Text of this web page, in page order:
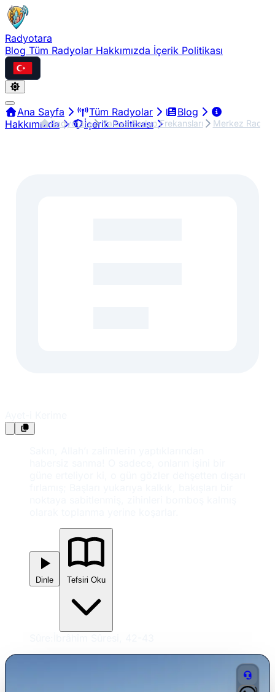
Radyotara
Blog Tüm Radyolar Hakkımızda İçerik Politikası
Türkçe
Ana Sayfa Tüm Radyolar
Blog
Hakkımızda
İçerik Politikası
Radyotara Yalova Radyo Frekansları Merkez Radyo
Dinle